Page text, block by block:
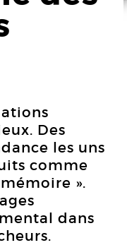
Des
les uns
comme
».
dans